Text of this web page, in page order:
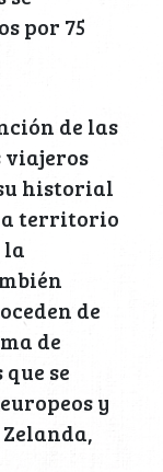
por 75
de las
viajeros
historial
a territorio
la
de
de
se
y